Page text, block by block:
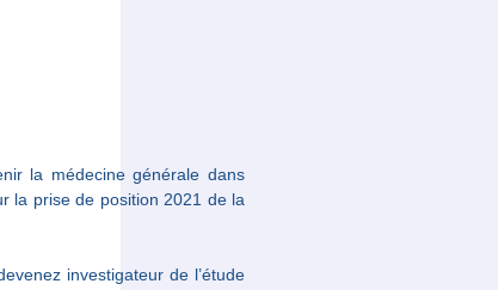
la médecine générale dans
la prise de position 2021 de la
investigateur de l’étude